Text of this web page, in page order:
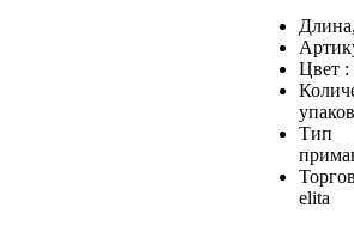
Цвет :
Тип
elita